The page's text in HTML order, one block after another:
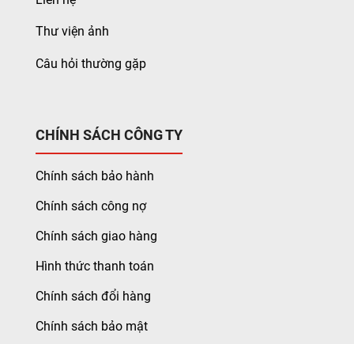
Thư viện ảnh
Câu hỏi thường gặp
CHÍNH SÁCH CÔNG TY
Chính sách bảo hành
Chính sách công nợ
Chính sách giao hàng
Hình thức thanh toán
Chính sách đổi hàng
Chính sách bảo mật